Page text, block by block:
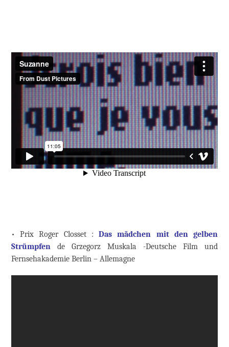
• Prix Roger Closset : Das mädchen mit den gelben
Strümpfen de Grzegorz Muskala -Deutsche Film und
Fernsehakademie Berlin – Allemagne